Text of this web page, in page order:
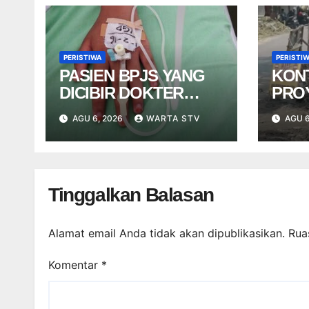
PERISTIWA
PASIEN BPJS YANG
DICIBIR DOKTER
PPDS BUKAN PASIEN
RSUP DR. SARDJITO
AGU 6, 2026 WARTA STV AGU
Tinggalkan Balasan
Alamat email Anda tidak akan dipublikasikan.
Komentar *